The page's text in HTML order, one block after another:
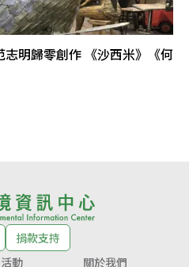
明歸零創作 《沙西米》《何
捐款支持
活動 關於我們